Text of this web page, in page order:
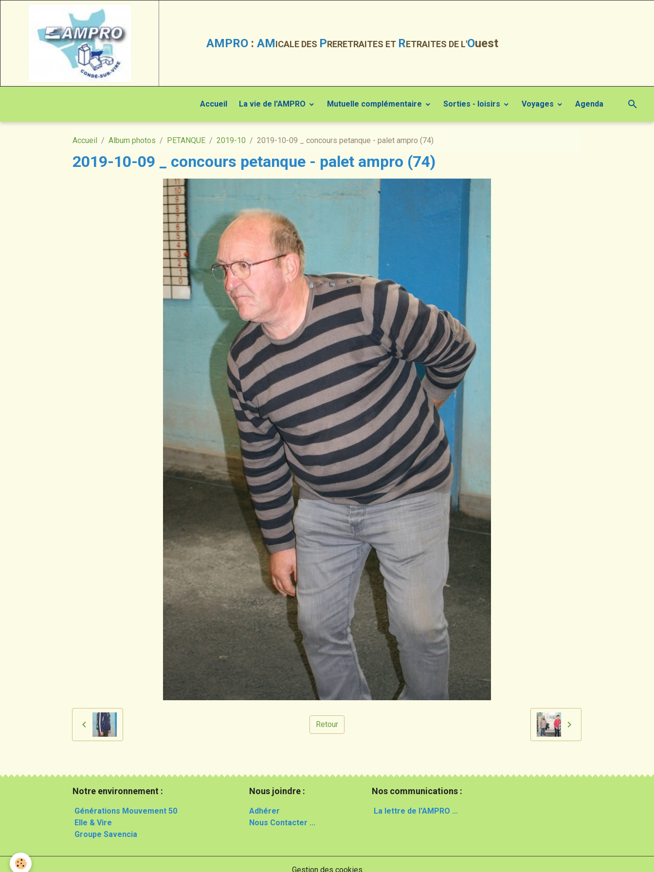
AMPRO : AMICALE DES PRERETRAITES ET RETRAITES DE L'Ouest
Accueil La vie de l'AMPRO Mutuelle complémentaire Sorties - loisirs Voyages Agenda
Accueil Album photos PETANQUE 2019-10 2019-10-09 _ concours petanque - palet ampro (74)
2019-10-09 _ concours petanque - palet ampro (74)
Retour
Notre environnement :
Générations Mouvement 50
Elle & Vire
Groupe Savencia
Nous joindre :
Adhérer
Nous Contacter ...
Nos communications :
La lettre de l'AMPRO ...
Gestion des cookies